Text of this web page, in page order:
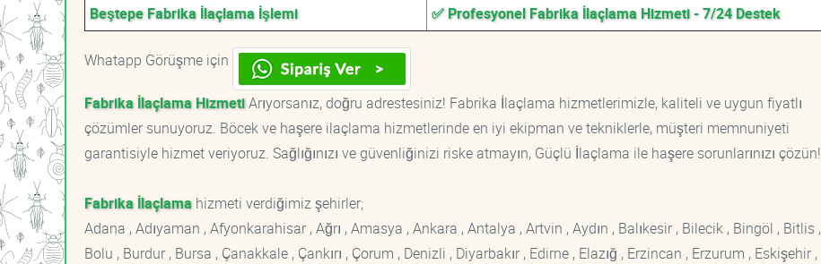
Beştepe Fabrika İlaçlama İşlemi
✅ Profesyonel Fabrika İlaçlama Hizmeti - 7/24 Destek
Whatapp Görüşme için
Fabrika İlaçlama HizmetiArıyorsanız, doğru adrestesiniz! Fabrika İlaçlama hizmetlerimizle, kaliteli ve uygun fiyatlı
çözümler sunuyoruz. Böcek ve haşere ilaçlama hizmetlerinde en iyi ekipman ve tekniklerle, müşteri memnuniyeti
garantisiyle hizmet veriyoruz. Sağlığınızı ve güvenliğinizi riske atmayın, Güçlü İlaçlama ile haşere sorunlarınızı çözün!
Fabrika İlaçlama hizmeti verdiğimiz şehirler;
Adana , Adıyaman , Afyonkarahisar , Ağrı , Amasya , Ankara , Antalya , Artvin , Aydın , Balıkesir , Bilecik , Bingöl , Bitlis ,
Bolu , Burdur , Bursa , Çanakkale , Çankırı , Çorum , Denizli , Diyarbakır , Edirne , Elazığ , Erzincan , Erzurum , Eskişehir ,